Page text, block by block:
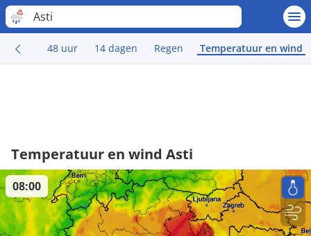
Asti
48 uur 14 dagen Regen Temperatuur en wind
Temperatuur en wind Asti
08:00